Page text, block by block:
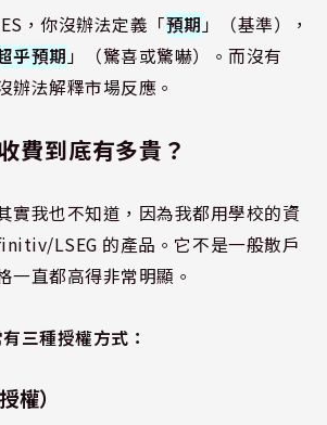
，你沒辦法定義「預期 」（基準），
乎預期 」（驚喜或驚嚇）。而沒有
辦法解釋市場反應。
費到底有多貴？
實我也不知道，因為我都用學校的資
LSEG 的產品。它不是一般散戶
一直都高得非常明顯。
三種授權方式：
權）